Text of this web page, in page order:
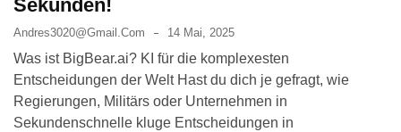
Sekunden!
Andres3020@gmail.com 14 Mai, 2025
Was ist BigBear.ai? KI für die komplexesten
Entscheidungen der Welt Hast du dich je gefragt, wie
Regierungen, Militärs oder Unternehmen in
Sekundenschnelle kluge Entscheidungen in